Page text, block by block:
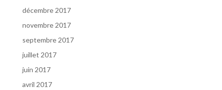
décembre 2017
novembre 2017
septembre 2017
juillet 2017
juin 2017
avril 2017